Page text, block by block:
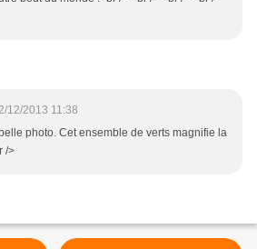
12/2013 11:38
photo. Cet ensemble de verts magnifie la
/>